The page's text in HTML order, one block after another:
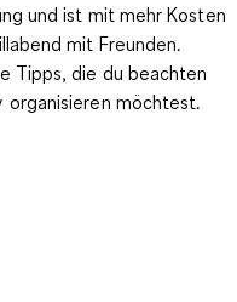
und ist mit mehr Kosten
mit Freunden.
Tipps, die du beachten
organisieren möchtest.